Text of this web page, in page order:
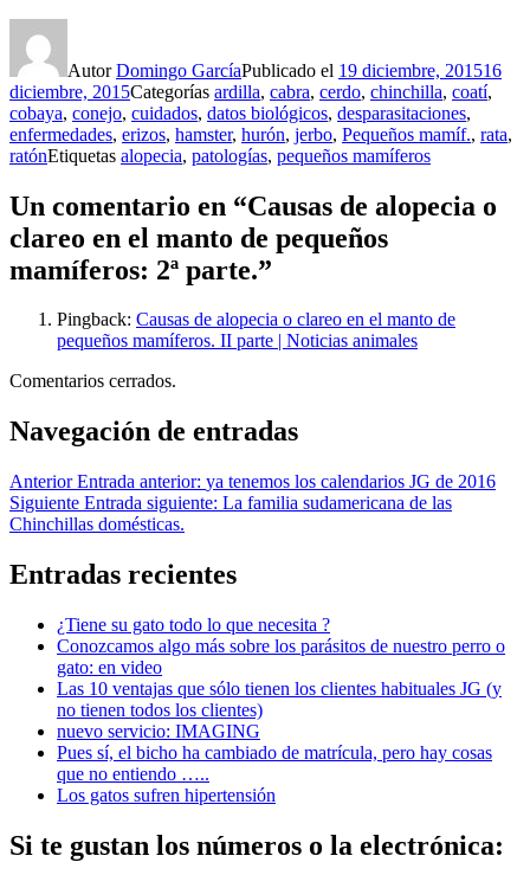
AutorDomingo GarcíaPublicado el 19 diciembre, 201516
diciembre, 2015Categorías ardilla, cabra, cerdo, chinchilla, coatí,
cobaya, conejo, cuidados, datos biológicos, desparasitaciones,
enfermedades, erizos, hamster, hurón, jerbo, Pequeños mamíf., rata,
ratónEtiquetas alopecia, patologías, pequeños mamíferos
Un comentario en “Causas de alopecia o
clareo en el manto de pequeños
mamíferos: 2ª parte.”
Pingback: Causas de alopecia o clareo en el manto de
pequeños mamíferos. II parte | Noticias animales
Comentarios cerrados.
Navegación de entradas
Anterior Entrada anterior: ya tenemos los calendarios JG de 2016
Siguiente Entrada siguiente: La familia sudamericana de las
Chinchillas domésticas.
Entradas recientes
¿Tiene su gato todo lo que necesita ?
Conozcamos algo más sobre los parásitos de nuestro perro o
gato: en video
Las 10 ventajas que sólo tienen los clientes habituales JG (y
no tienen todos los clientes)
nuevo servicio: IMAGING
Pues sí, el bicho ha cambiado de matrícula, pero hay cosas
que no entiendo …..
Los gatos sufren hipertensión
Si te gustan los números o la electrónica: